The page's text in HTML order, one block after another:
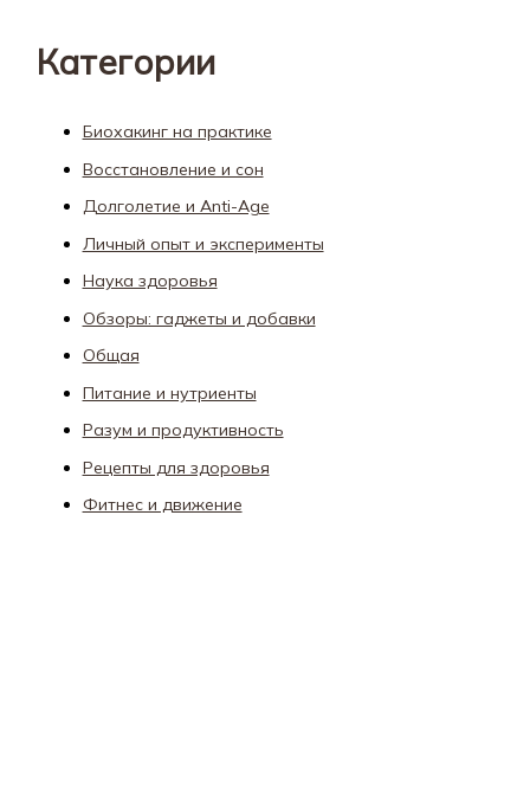
Категории
Биохакинг на практике
Восстановление и сон
Долголетие и Anti-Age
Личный опыт и эксперименты
Наука здоровья
Обзоры: гаджеты и добавки
Общая
Питание и нутриенты
Разум и продуктивность
Рецепты для здоровья
Фитнес и движение